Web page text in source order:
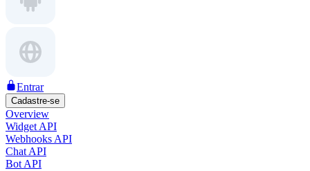
Entrar
Cadastre-se
Overview
Widget API
Webhooks API
Chat API
Bot API